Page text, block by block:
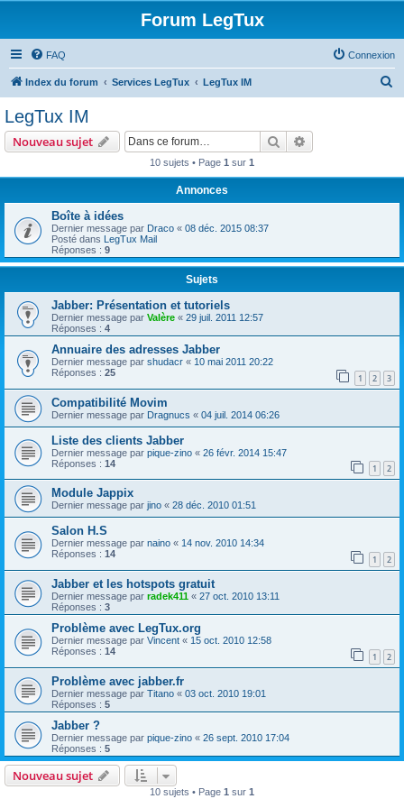
Forum LegTux
FAQ Connexion
Index du forum Services LegTux LegTux IM
LegTux IM
Nouveau sujet Rechercher
10 sujets • Page 1 sur 1
Annonces
Boîte à idées
Dernier message par Draco « 08 déc. 2015 08:37
Posté dans LegTux Mail
Réponses : 9
Sujets
Jabber: Présentation et tutoriels
Dernier message par Valère « 29 juil. 2011 12:57
Réponses : 4
Annuaire des adresses Jabber
Dernier message par shudacr « 10 mai 2011 20:22
Réponses : 25 1 2 3
Compatibilité Movim
Dernier message par Dragnucs « 04 juil. 2014 06:26
Liste des clients Jabber
Dernier message par pique-zino « 26 févr. 2014 15:47
Réponses : 14 1 2
Module Jappix
Dernier message par jino « 28 déc. 2010 01:51
Salon H.S
Dernier message par naino « 14 nov. 2010 14:34
Réponses : 14 1 2
Jabber et les hotspots gratuit
Dernier message par radek411 « 27 oct. 2010 13:11
Réponses : 3
Problème avec LegTux.org
Dernier message par Vincent « 15 oct. 2010 12:58
Réponses : 14 1 2
Problème avec jabber.fr
Dernier message par Titano « 03 oct. 2010 19:01
Réponses : 5
Jabber ?
Dernier message par pique-zino « 26 sept. 2010 17:04
Réponses : 5
Nouveau sujet
10 sujets • Page 1 sur 1